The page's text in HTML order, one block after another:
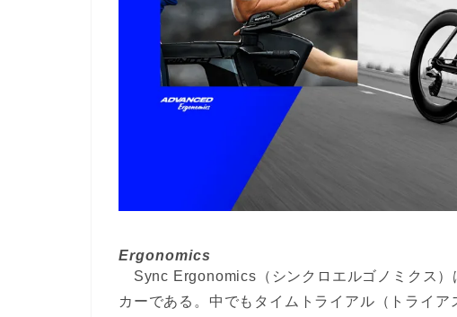
Photo
Ergonomics
Sync Ergonomics（シンクロエルゴノミクス）
カーである。中でもタイムトライアル（トライ